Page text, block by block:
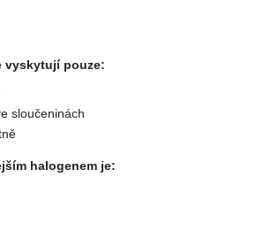
vyskytují pouze:
sloučeninách
halogenem je: